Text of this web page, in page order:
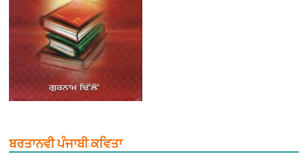
ਬਰਤਾਨਵੀ ਪੰਜਾਬੀ ਕਵਿਤਾ